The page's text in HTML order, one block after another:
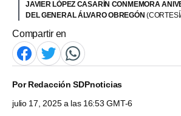
JAVIER LÓPEZ CASARÍN CONMEMORA
DEL GENERAL ÁLVARO OBREGÓN
Compartir en
PorRedacción SDPnoticias
julio 17, 2025 a las 16:53 GMT-6